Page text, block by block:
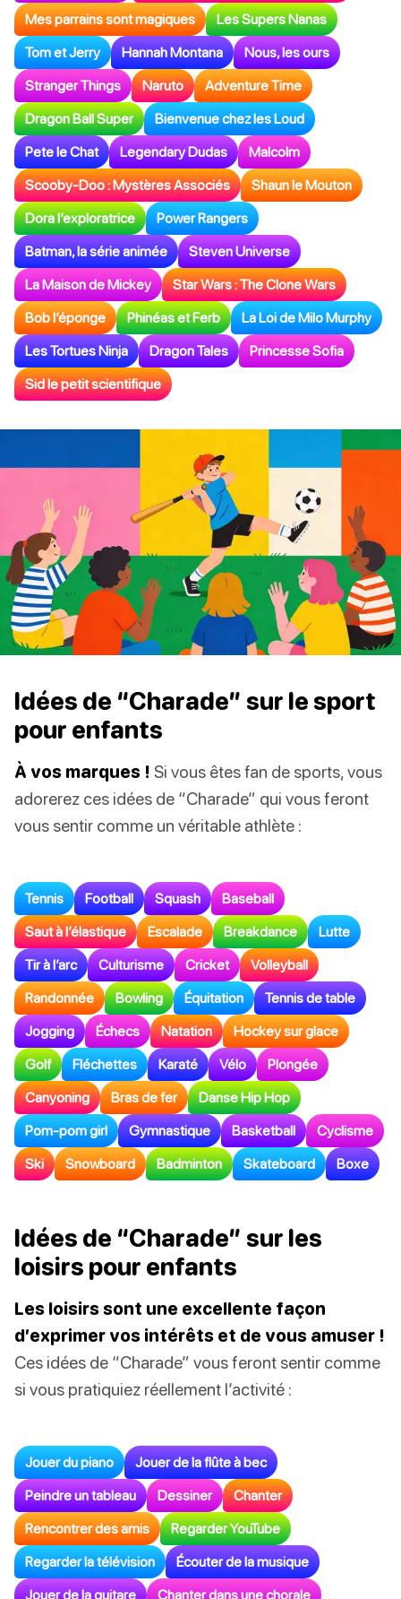
Mes parrains sont magiques Les Supers Nanas
Tom et Jerry Hannah Montana Nous, les ours
Stranger Things Naruto Adventure Time
Dragon Ball Super Bienvenue chez les Loud
Pete le Chat Legendary Dudas Malcolm
Scooby-Doo : Mystères Associés Shaun le Mouton
Dora l’exploratrice Power Rangers
Batman, la série animée Steven Universe
La Maison de Mickey Star Wars : The Clone Wars
Bob l’éponge Phinéas et Ferb La Loi de Milo Murphy
Les Tortues Ninja Dragon Tales Princesse Sofia
Sid le petit scientifique
Idées de “Charade” sur le sport
pour enfants
À vos marques ! Si vous êtes fan de sports, vous
adorerez ces idées de “Charade” qui vous feront
vous sentir comme un véritable athlète :
Tennis Football Squash Baseball
Saut à l’élastique Escalade Breakdance Lutte
Tir à l’arc Culturisme Cricket Volleyball
Randonnée Bowling Équitation Tennis de table
Jogging Échecs Natation Hockey sur glace
Golf Fléchettes Karaté Vélo Plongée
Canyoning Bras de fer Danse Hip Hop
Pom-pom girl Gymnastique Basketball Cyclisme
Ski Snowboard Badminton Skateboard Boxe
Idées de “Charade” sur les
loisirs pour enfants
Les loisirs sont une excellente façon
d’exprimer vos intérêts et de vous amuser !
Ces idées de “Charade” vous feront sentir comme
si vous pratiquiez réellement l’activité :
Jouer du piano Jouer de la flûte à bec
Peindre un tableau Dessiner Chanter
Rencontrer des amis Regarder YouTube
Regarder la télévision Écouter de la musique
Jouer de la guitare Chanter dans une chorale